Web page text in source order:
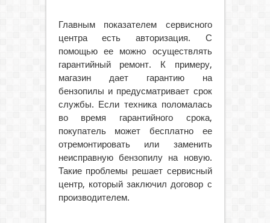
Главным показателем сервисного
центра есть авторизация. С
помощью ее можно осуществлять
гарантийный ремонт. К примеру,
магазин дает гарантию на
бензопилы и предусматривает срок
службы. Если техника поломалась
во время гарантийного срока,
покупатель может бесплатно ее
отремонтировать или заменить
неисправную бензопилу на новую.
Такие проблемы решает сервисный
центр, который заключил договор с
производителем.